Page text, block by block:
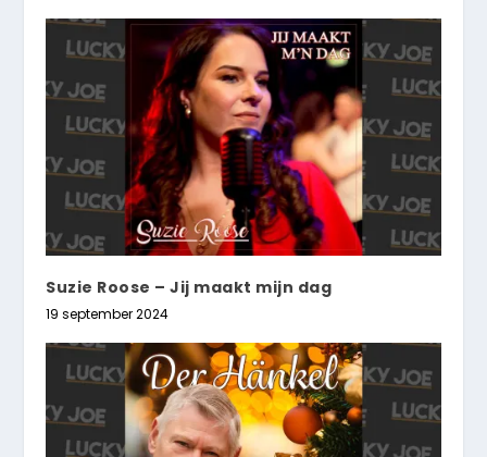
Suzie Roose – Jij maakt mijn dag
19 september 2024